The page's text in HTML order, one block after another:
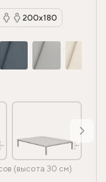
200х180
(высота 30 см)